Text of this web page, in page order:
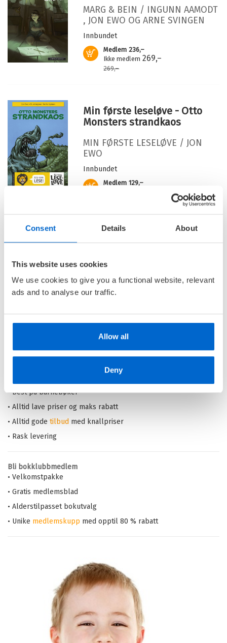
Consent Details About
This website uses cookies
We use cookies to give you a functional website, relevant
ads and to analyse our traffic.
Allow all
Deny
Illustratør:
Kjelsen, Reidar
Leseløve
blir veeeldig dårlig. Og da kommer monsterlegene på
besøk ...
Otto til en ny generasjon!
MARG & BEIN / INGUNN AAMODT
, JON EWO OGARNE SVINGEN
Innbundet
Medlem 236,–
Ikke medlem 269,–
269,–
Kjøp
Min første leseløve - Otto
Monsters strandkaos
MIN FØRSTE LESELØVE / JON
EWO
Innbundet
Medlem 129,–
Kjøp
Leseløve - Otto Monster i
LESELØVE /JON EWO
Innbundet
Barnas Egen Bokverden – 100% leselyst!
Din barnebokhandel på nett
• Best på barnebøker
• Alltid lave priser og maks rabatt
• Alltid gode tilbud med knallpriser
• Rask levering
Bli bokklubbmedlem
• Velkomstpakke
• Gratis medlemsblad
• Alderstilpasset bokutvalg
• Unike medlemskupp med opptil 80 % rabatt